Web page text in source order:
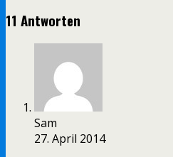
11 Antworten
Sam
27. April 2014